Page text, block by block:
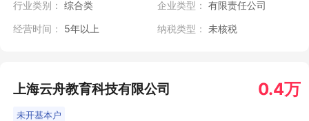
行业类别： 综合类 企业类型： 有限责任公司
经营时间：
5年以上 纳税类型： 未核税
上海云舟教育科技有限公司 0.4万
未开基本户